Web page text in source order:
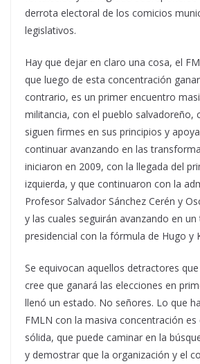
derrota electoral de los comicios
legislativos.
Hay que dejar en claro una cosa, el
que luego de esta concentración
contrario, es un primer encuentro
militancia, con el pueblo salvadoreño,
siguen firmes en sus principios y
continuar avanzando en las
iniciaron en 2009, con la llegada del
izquierda, y que continuaron con la
Profesor Salvador Sánchez Cerén y
y las cuales seguirán avanzando en
presidencial con la fórmula de Hugo y
Se equivocan aquellos detractores
cree que ganará las elecciones en
llenó un estado. No señores. Lo que
FMLN con la masiva concentración es
sólida, que puede caminar en la
y demostrar que la organización y el